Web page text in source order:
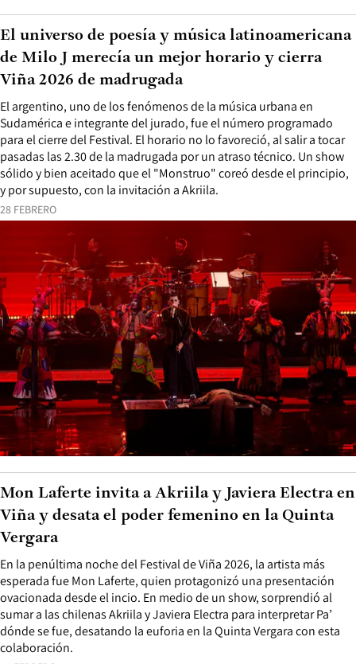
28 FEBRERO
El argentino, uno de los fenómenos de la música urbana en
Sudamérica e integrante del jurado, fue el número programado
para el cierre del Festival. El horario no lo favoreció, al salir a tocar
pasadas las 2.30 de la madrugada por un atraso técnico. Un show
sólido y bien aceitado que el "Monstruo" coreó desde el principio,
y por supuesto, con la invitación a Akriila.
El universo de poesía y música latinoamericana
de Milo J merecía un mejor horario y cierra
Viña 2026 de madrugada
En la penúltima noche del Festival de Viña 2026, la artista más
esperada fue Mon Laferte, quien protagonizó una presentación
ovacionada desde el incio. En medio de un show, sorprendió al
sumar a las chilenas Akriila y Javiera Electra para interpretar Pa’
dónde se fue, desatando la euforia en la Quinta Vergara con esta
colaboración.
Mon Laferte invita a Akriila y Javiera Electra en
Viña y desata el poder femenino en la Quinta
Vergara